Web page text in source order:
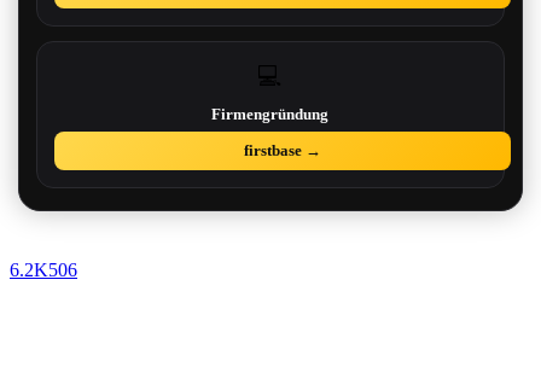
💻
Firmengründung
firstbase →
6.2K506